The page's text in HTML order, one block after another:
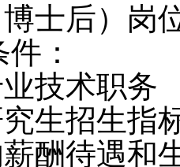
士后）岗
：
技术职务
生招生指
酬待遇和